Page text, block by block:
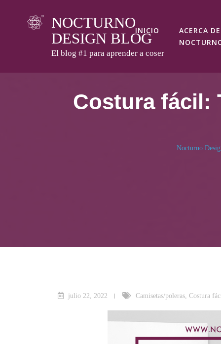
NOCTURNO
DESIGN BLOG
El blog #1 para aprender a coser
INICIO
ACERCA DE
Costura fácil:
Nocturno
julio 22, 2022 Camisetas/poleras, Costura